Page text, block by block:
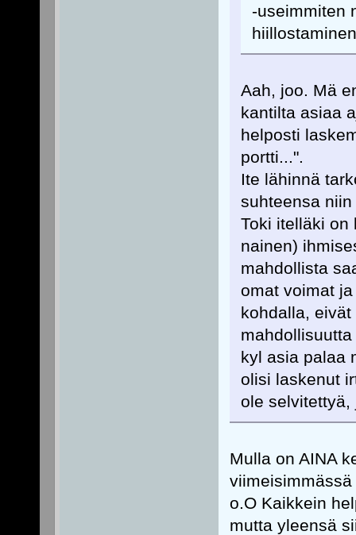
-useimmiten
Aah, joo. Mä
kantilta asiaa
helposti
portti...".
Ite lähinnä
suhteensa
Toki itelläki on
nainen)
mahdollista
omat voimat
kohdalla,
kyl asia palaa
olisi laskenut
ole selvitettyä,
Mulla on AINA
o.O Kaikkein
mutta yleensä